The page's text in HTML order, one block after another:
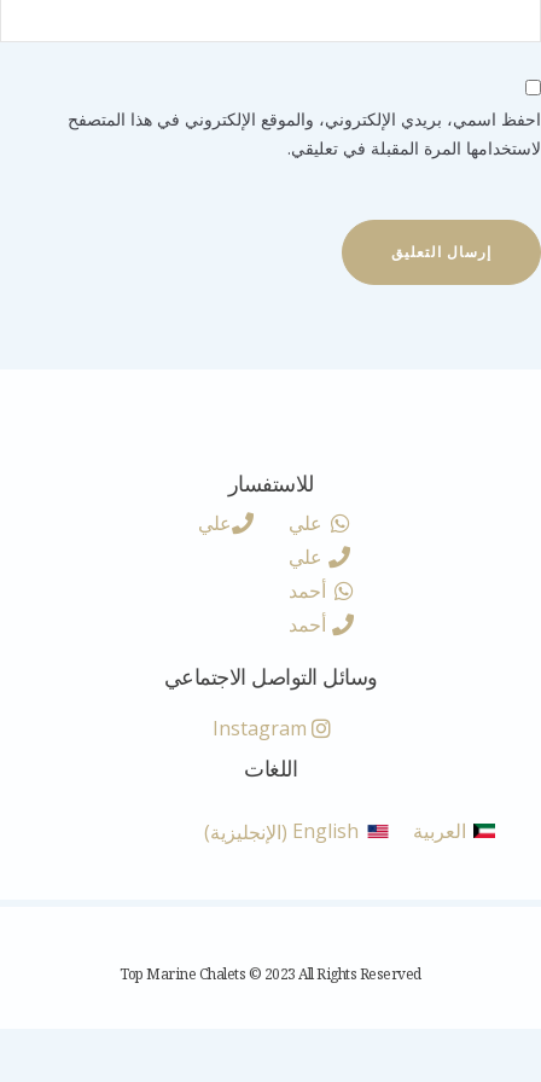
اسمي، بريدي الإلكتروني، والموقع الإلكتروني في هذا المتصفح
المرة المقبلة في تعليقي.
للاستفسار
علي
علي
أحمد
أحمد
علي
وسائل التواصل الاجتماعي
Instagram
اللغات
العربية English
(الإنجليزية)
Top Marine Chalets © 2023 All Rights Reserved